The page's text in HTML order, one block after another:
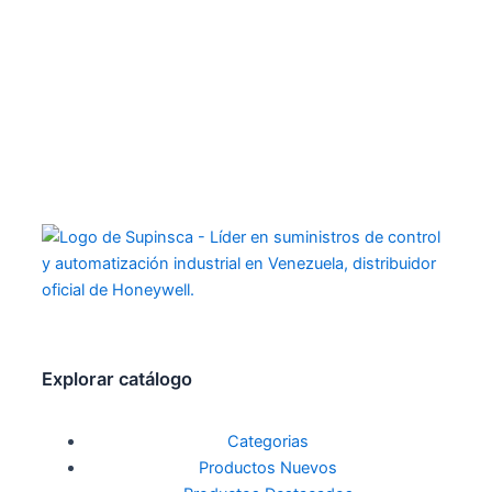
Explorar catálogo
Categorias
Productos Nuevos